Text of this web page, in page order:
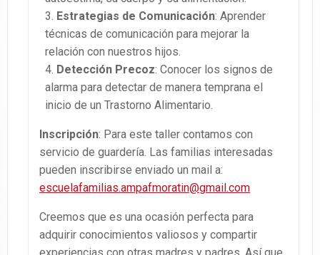
Estrategias de Comunicación: Aprender
técnicas de comunicación para mejorar la
relación con nuestros hijos.
Detección Precoz: Conocer los signos de
alarma para detectar de manera temprana el
inicio de un Trastorno Alimentario.
Inscripción: Para este taller contamos con
servicio de guardería. Las familias interesadas
pueden inscribirse enviado un mail a:
escuelafamilias.ampafmoratin@gmail.com
Creemos que es una ocasión perfecta para
adquirir conocimientos valiosos y compartir
experiencias con otras madres y padres. Así que